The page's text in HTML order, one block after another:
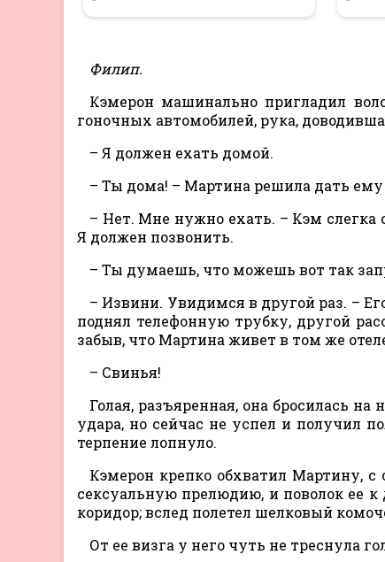
Филип.
Кэмерон машинально пригладил
гоночных автомобилей, рука,
– Я должен ехать домой.
– Ты дома! – Мартина решила дать ему
– Нет. Мне нужно ехать. – Кэм слегка
Я должен позвонить.
– Ты думаешь, что можешь вот так
– Извини. Увидимся в другой раз. –
поднял телефонную трубку, другой
забыв, что Мартина живет в том же
– Свинья!
Голая, разъяренная, она бросилась
удара, но сейчас не успел и получил
терпение лопнуло.
Кэмерон крепко обхватил Мартину,
сексуальную прелюдию, и поволок ее
коридор; вслед полетел шелковый
От ее визга у него чуть не треснула